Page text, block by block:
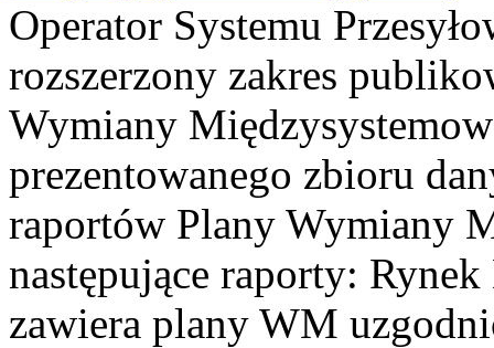
Operator Systemu
rozszerzony zakres
Wymiany
prezentowanego zbioru
raportów Plany Wymiany
następujące raporty:
zawiera plany WM